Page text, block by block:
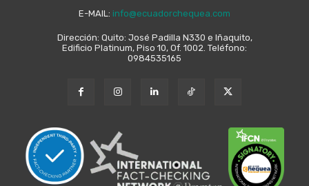
E-MAIL: info@ecuadorchequea.com
Dirección: Quito: José Padilla N330 e Iñaquito,
Edificio Platinum, Piso 10, Of. 1002. Teléfono:
0984535165